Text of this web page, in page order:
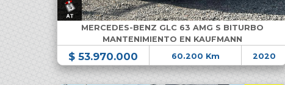
MERCEDES-BENZ GLC 63 AMG S BITURBO
MANTENIMIENTO EN KAUFMANN
$ 53.970.000 60.200 Km 2020